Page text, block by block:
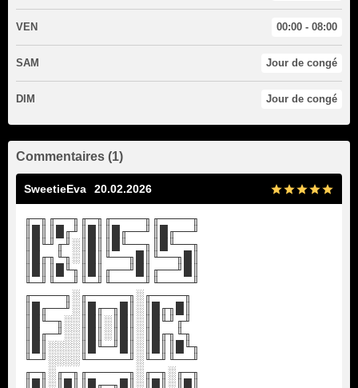
VEN 00:00 - 08:00
SAM Jour de congé
DIM Jour de congé
Commentaires (1)
SweetieEva 20.02.2026
╓─╖╓──╖╓─╖╓────╖╓────╖
║█║║█╓╜║█║║█╓──╜║█╓──╜
║█╙╜╓╜░║█║║█╙──╖║█╙──╖
║█╓╖╙╖░║█║╙──╖█║╙──╖█║
║█║║█╙╖║█║╓──╜█║╓──╜█║
╙─╜╙──╜╙─╜╙────╜╙────╜
╓────╖░╓─────╖░╓────╖
║█╓──╜░║█╓─╖█║░║█╓╖█║
║█╙─╖░░║█║░║█║░║█╙╜╓╜
║█╓─╜░░║█║░║█║░║█╓╖╙╖
║█║░░░░║█╙─╜█║░║█║║█╙╖
╙─╜░░░░╙─────╜░╙─╜╙──╜
╓─╖░╓─╖╓─────╖░╓─╖░╓─╖
║█║░║█║║█╓─╖█║░║█║░║█║